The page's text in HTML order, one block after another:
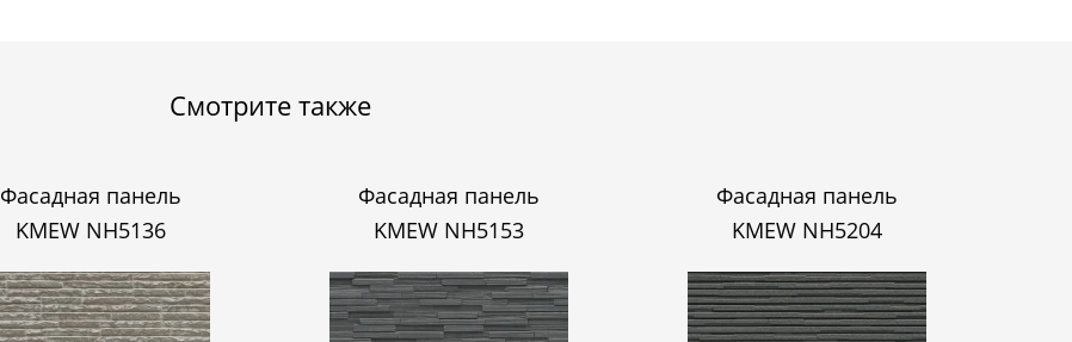
Смотрите также
Фасадная панель
KMEW NH5136
Фасадная панель
KMEW NH5153
Фасадная панель
KMEW NH5204